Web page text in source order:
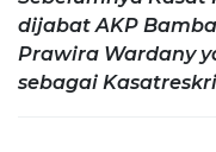
dijabat AKP
Prawira Wardany
sebagai